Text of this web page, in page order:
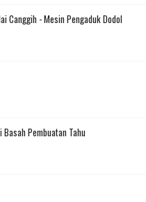
Canggih - Mesin Pengaduk Dodol
Pembuatan Tahu